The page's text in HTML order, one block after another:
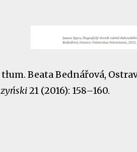
Beata Bednářová,
21 (2016): 158–160.